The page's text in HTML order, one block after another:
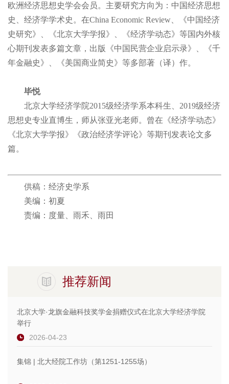
欧洲经济思想史学会会员。主要研究方向为：中国经济思想
史、经济学学术史。在China Economic Review、《中国经济
史研究》、《北京大学学报》、《经济学动态》等国内外核
心期刊发表多篇文章，出版《中国民营企业启示录》、《千
年金融史》、《美国商业简史》等多部著（译）作。
毕悦
北京大学经济学院2015级经济学系本科生、2019级经济
思想史专业直博生，师从张亚光老师。曾在《经济学动态》
《北京大学学报》《政治经济学评论》等期刊发表论文多
篇。
供稿：经济史学系
美编：初夏
责编：度量、雨禾、雨田
推荐新闻
北京大学·龙旗金融科技奖学金捐赠仪式在北京大学经济学院
举行
2026-04-23
集锦 | 北大经院工作坊（第1251-1255场）